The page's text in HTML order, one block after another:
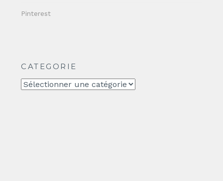
Pinterest
CATEGORIE
CATEGORIE